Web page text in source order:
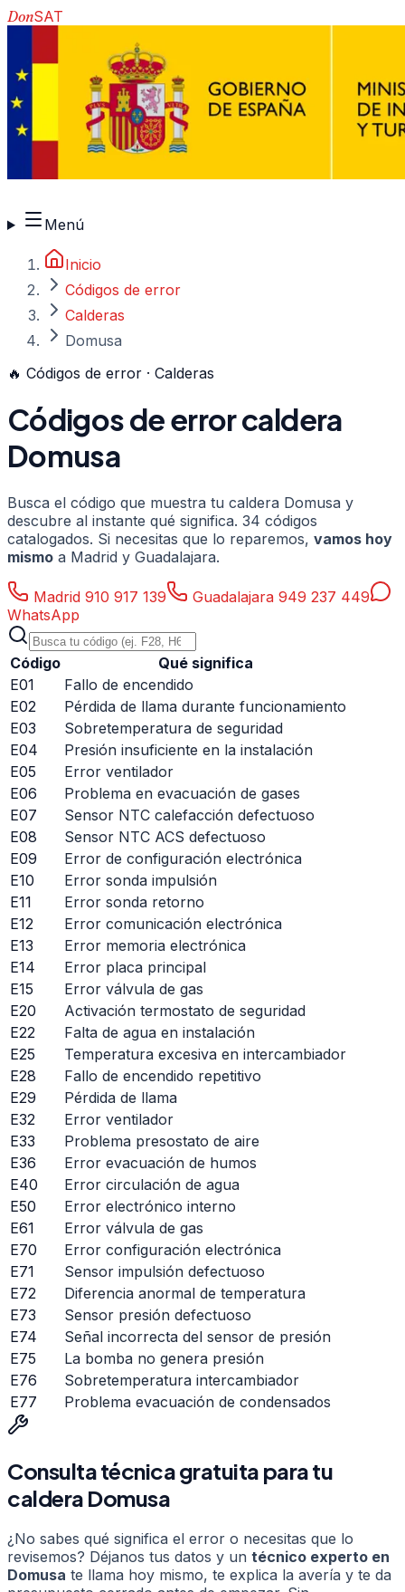
DonSAT
Menú
Inicio
Códigos de error
Calderas
Domusa
🔥 Códigos de error · Calderas
Códigos de errorcaldera
Domusa
Busca el código que muestra tu caldera Domusa y
descubre al instante qué significa. 34 códigos
catalogados. Si necesitas que lo reparemos, vamos hoy
mismo a Madrid y Guadalajara.
Madrid 910 917 139 Guadalajara 949 237 449
WhatsApp
Código
Qué significa
E01
Fallo de encendido
E02
Pérdida de llama durante funcionamiento
E03
Sobretemperatura de seguridad
E04
Presión insuficiente en la instalación
E05
Error ventilador
E06
Problema en evacuación de gases
E07
Sensor NTC calefacción defectuoso
E08
Sensor NTC ACS defectuoso
E09
Error de configuración electrónica
E10
Error sonda impulsión
E11
Error sonda retorno
E12
Error comunicación electrónica
E13
Error memoria electrónica
E14
Error placa principal
E15
Error válvula de gas
E20
Activación termostato de seguridad
E22
Falta de agua en instalación
E25
Temperatura excesiva en intercambiador
E28
Fallo de encendido repetitivo
E29
Pérdida de llama
E32
Error ventilador
E33
Problema presostato de aire
E36
Error evacuación de humos
E40
Error circulación de agua
E50
Error electrónico interno
E61
Error válvula de gas
E70
Error configuración electrónica
E71
Sensor impulsión defectuoso
E72
Diferencia anormal de temperatura
E73
Sensor presión defectuoso
E74
Señal incorrecta del sensor de presión
E75
La bomba no genera presión
E76
Sobretemperatura intercambiador
E77
Problema evacuación de condensados
Consulta técnica gratuita para tu
caldera Domusa
¿No sabes qué significa el error o necesitas que lo
revisemos? Déjanos tus datos y un técnico experto en
Domusa te llama hoy mismo, te explica la avería y te da